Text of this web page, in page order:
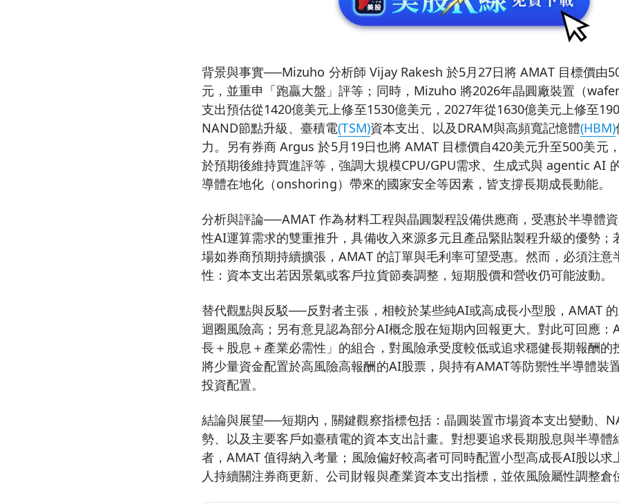
背景與事實──Mizuho 分析師 Vijay Rakesh 於5月27日將 AMAT 目標價由
元，並重申「跑贏大盤」評等；同時，Mizuho 將2026年晶圓廠裝置（
支出預估從1420億美元上修至1530億美元，2027年從1630億美元上修至
NAND節點升級、臺積電(TSM)資本支出、以及DRAM與高頻寬記憶體(HBM)
力。另有券商 Argus 於5月19日也將 AMAT 目標價自420美元升至500美元
於預期後維持買進評等，強調大規模CPU/GPU需求、生成式與 agentic AI
導體在地化（onshoring）帶來的國家安全等因素，皆支撐長期成長動能。
分析與評論──AMAT 作為材料工程與晶圓製程設備供應商，受惠於半導體
性AI運算需求的雙重推升，具備收入來源多元且產品緊貼製程升級的優勢
場如券商預期持續擴張，AMAT 的訂單與毛利率可望受惠。然而，必須注意
性：資本支出若因景氣或客戶拉貨節奏調整，短期股價和營收仍可能波動。
替代觀點與反駁──反對者主張，相較於某些純AI或高成長小型股，AMAT
迴圈風險高；另有意見認為部分AI概念股在短期內回報更大。對此可回應：
長＋股息＋產業必需性」的組合，對風險承受度較低或追求穩健長期報酬的
將少量資金配置於高風險高報酬的AI股票，與持有AMAT等防禦性半導體裝
投資配置。
結論與展望──短期內，關鍵觀察指標包括：晶圓裝置市場資本支出變動、
勢、以及主要客戶如臺積電的資本支出計畫。對想要追求長期股息與半導體
者，AMAT 值得納入考量；風險偏好較高者可同時配置小型高成長AI股以求
人持續關注券商更新、公司財報與產業資本支出指標，並依風險屬性調整倉